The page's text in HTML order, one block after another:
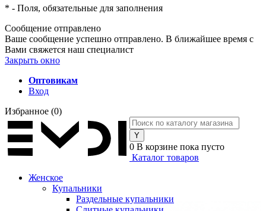
* - Поля, обязательные для заполнения
Сообщение отправлено
Ваше сообщение успешно отправлено. В ближайшее время с
Вами свяжется наш специалист
Закрыть окно
Оптовикам
Вход
Избранное (0)
0 В корзине пока пусто
Каталог товаров
Женское
Купальники
Раздельные купальники